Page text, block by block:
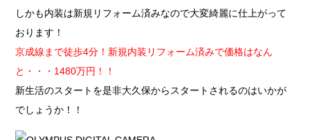
しかも内装は新規リフォーム済みなので大変綺麗に仕上がって
おります！
京成線まで徒歩4分！新規内装リフォーム済みで価格はなん
と・・・1480万円！！
新生活のスタートを是非大久保からスタートされるのはいかが
でしょうか！！